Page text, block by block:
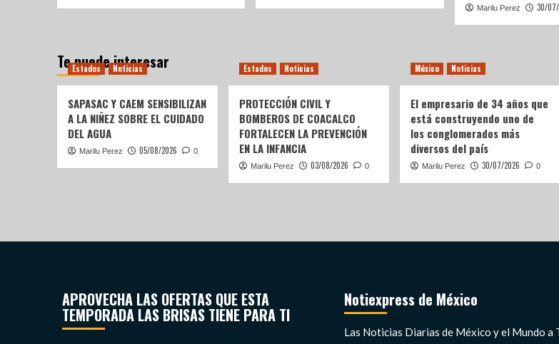
Marilu Perez 30/
Te puede interesar
Estados Noticias
SAPASAC Y CAEM SENSIBILIZAN
A LA NIÑEZ SOBRE EL CUIDADO
DEL AGUA
Marilu Perez 05/08/2026 0
Estados Noticias
PROTECCIÓN CIVIL Y
BOMBEROS DE COACALCO
FORTALECEN LA PREVENCIÓN
EN LA INFANCIA
Marilu Perez 03/08/2026 0
México Noticias
El empresario de 34 años que
está construyendo uno de
los conglomerados más
diversos del país
Marilu Perez 30/07/2026 0
APROVECHA LAS OFERTAS QUE ESTA
TEMPORADA LAS BRISAS TIENE PARA TI
Notiexpress de México
Las Noticias Diarias de México y el Mundo a